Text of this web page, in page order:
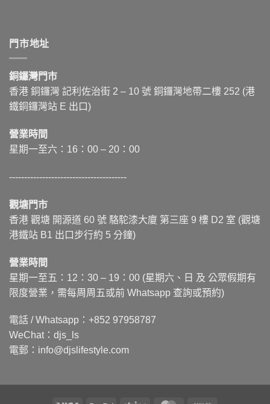
門市地址
銅鑼灣門市
香港 銅鑼灣 記利佐治街 2 – 10 號 銅鑼灣地帶二樓 252 (港
鐵銅鑼灣站 E 出口)
營業時間
星期一至六：16：00 – 20：00
---------------------------------------
觀塘門市
香港 觀塘 開源道 60 號 駱駝漆大廈 第三座 9 樓 D2 室 (觀塘
港鐵站 B1 出口步行約 5 分鐘)
營業時間
星期一至五：12：30 – 19：00 (星期六、日 及 公眾假期有
限度營業，需每周周五或前 Whatsapp 查詢或預約)
電話 / Whatsapp：+852 97958787
WeChat：djs_ls
電郵：info@djslifestyle.com